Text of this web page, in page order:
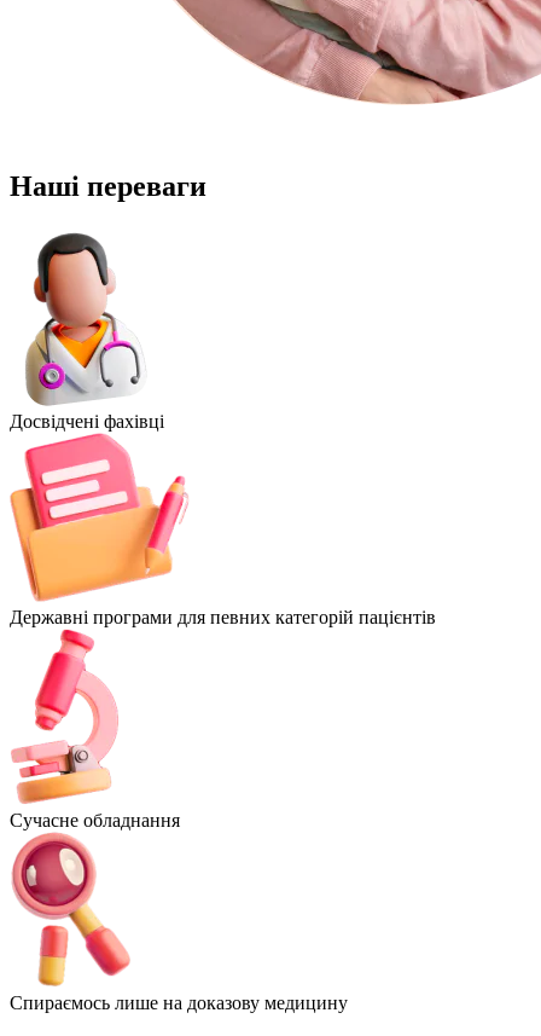
Наші переваги
Досвідчені фахівці
Державні програми для певних категорій пацієнтів
Сучасне обладнання
Спираємось лише на доказову медицину